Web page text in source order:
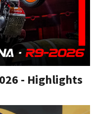
- Highlights